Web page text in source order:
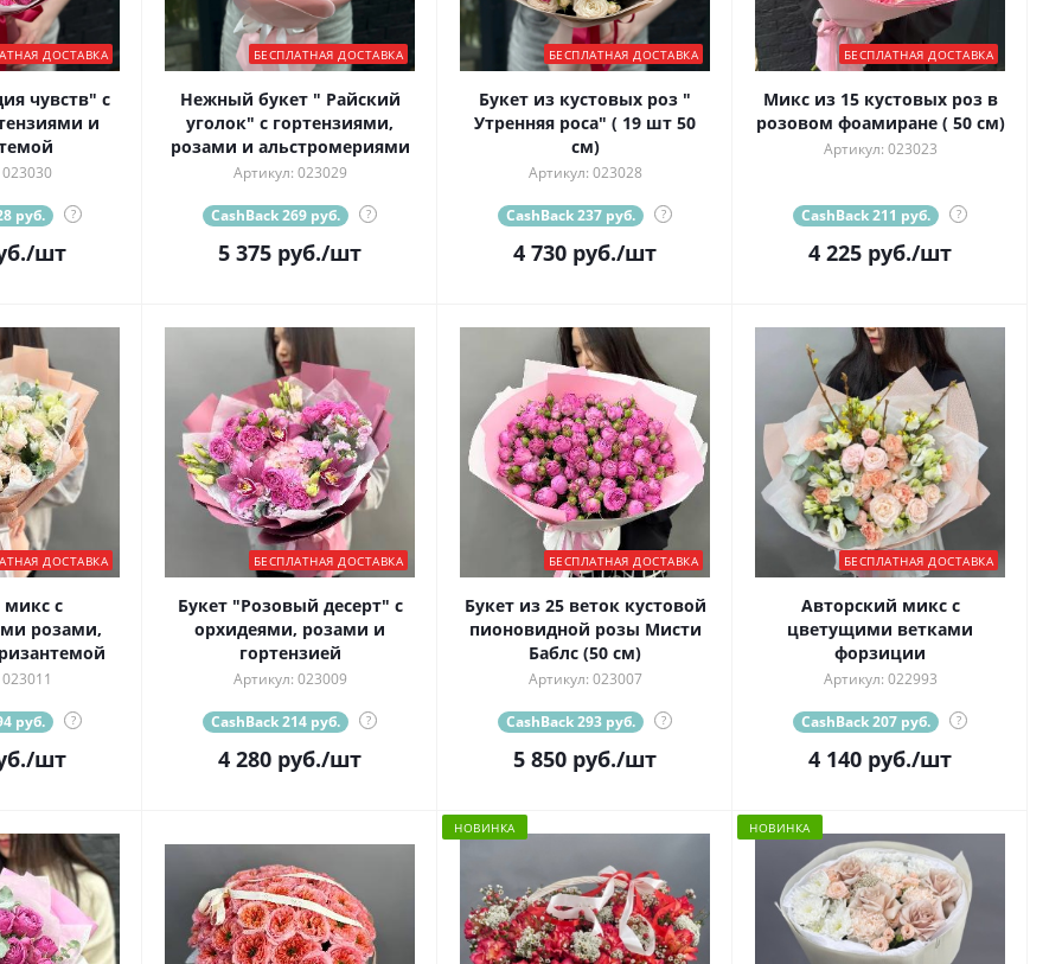
ДОСТАВКА
и
руб. ?
/шт
БЕСПЛАТНАЯ ДОСТАВКА
Нежный букет " Райский
уголок" с гортензиями,
розами и альстромериями
Артикул: 023029
CashBack 269 руб. ?
5 375 руб./шт
БЕСПЛАТНАЯ ДОСТАВКА
Букет из кустовых роз "
Утренняя роса" ( 19 шт 50
см)
Артикул: 023028
CashBack 237 руб. ?
4 730 руб./шт
БЕСПЛАТНАЯ ДОСТАВКА
Микс из 15 кустовых роз в
розовом фоамиране ( 50 см)
Артикул: 023023
CashBack 211 руб. ?
4 225 руб./шт
ДОСТАВКА
с
розами,
руб. ?
/шт
БЕСПЛАТНАЯ ДОСТАВКА
Букет "Розовый десерт" с
орхидеями, розами и
гортензией
Артикул: 023009
CashBack 214 руб. ?
4 280 руб./шт
БЕСПЛАТНАЯ ДОСТАВКА
Букет из 25 веток кустовой
пионовидной розы Мисти
Баблс (50 см)
Артикул: 023007
CashBack 293 руб. ?
5 850 руб./шт
БЕСПЛАТНАЯ ДОСТАВКА
Авторский микс с
цветущими ветками
форзиции
Артикул: 022993
CashBack 207 руб. ?
4 140 руб./шт
НОВИНКА НОВИНКА